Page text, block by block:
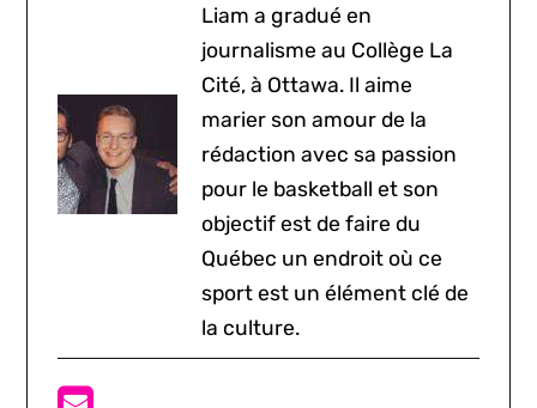
Liam a gradué en
journalisme au Collège La
Cité, à Ottawa. Il aime
marier son amour de la
rédaction avec sa passion
pour le basketball et son
objectif est de faire du
Québec un endroit où ce
sport est un élément clé de
la culture.